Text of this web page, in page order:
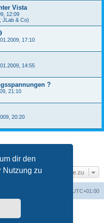
dir den
Nutzung zu
Vista
12:09
JLab & Co)
17:10
14:55
?
21:10
20:20
Gehe zu
UTC+01:00
© phpBB Limited
phpBB.de